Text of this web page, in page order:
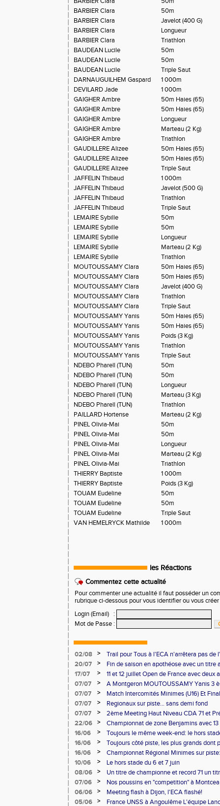
BARBIER Clara
50m
BARBIER Clara
Javelot (400 G)
BARBIER Clara
Longueur
BARBIER Clara
Triathlon
BAUDEAN Lucile
50m
BAUDEAN Lucile
50m
BAUDEAN Lucile
Triple Saut
DARNAUGUILHEM Gaspard
1 000m
DEVILARD Jade
1 000m
GAIGHER Ambre
50m Haies (65)
GAIGHER Ambre
50m Haies (65)
GAIGHER Ambre
Longueur
GAIGHER Ambre
Marteau (2 Kg)
GAIGHER Ambre
Triathlon
GAUDILLERE Alizee
50m Haies (65)
GAUDILLERE Alizee
50m Haies (65)
GAUDILLERE Alizee
Triple Saut
JAFFELIN Thibaud
1 000m
JAFFELIN Thibaud
Javelot (500 G)
JAFFELIN Thibaud
Triathlon
JAFFELIN Thibaud
Triple Saut
LEMAIRE Sybille
50m
LEMAIRE Sybille
50m
LEMAIRE Sybille
Longueur
LEMAIRE Sybille
Marteau (2 Kg)
LEMAIRE Sybille
Triathlon
MOUTOUSSAMY Clara
50m Haies (65)
MOUTOUSSAMY Clara
50m Haies (65)
MOUTOUSSAMY Clara
Javelot (400 G)
MOUTOUSSAMY Clara
Triathlon
MOUTOUSSAMY Clara
Triple Saut
MOUTOUSSAMY Yanis
50m Haies (65)
MOUTOUSSAMY Yanis
50m Haies (65)
MOUTOUSSAMY Yanis
Poids (3 Kg)
MOUTOUSSAMY Yanis
Triathlon
MOUTOUSSAMY Yanis
Triple Saut
NDEBO Pharell (TUN)
50m
NDEBO Pharell (TUN)
50m
NDEBO Pharell (TUN)
Longueur
NDEBO Pharell (TUN)
Marteau (3 Kg)
NDEBO Pharell (TUN)
Triathlon
PAILLARD Hortense
Marteau (2 Kg)
PINEL Olivia-Mai
50m
PINEL Olivia-Mai
50m
PINEL Olivia-Mai
Longueur
PINEL Olivia-Mai
Marteau (2 Kg)
PINEL Olivia-Mai
Triathlon
THIERRY Baptiste
1 000m
THIERRY Baptiste
Poids (3 Kg)
TOUAM Eudeline
50m
TOUAM Eudeline
50m
TOUAM Eudeline
Triple Saut
VAN HEMELRYCK Mathilde
1 000m
les Réactions
Commentez cette actualité
Pour commenter une actualité il faut posséder un
rubrique ci-dessous pour vous identifier ou vous
Login (Email)
:
Mot de Passe :
02/08 >
Trail pour Tous à l'ECA n'arrêtera pas de
20/07
>
Fin de saison en apothéose avec un titre
saison
17/07 >
11 et 12 juillet Open de France avec deux
07/07
>
A Montgeron MOUTOUSSAMY Yanis 3
française à Decines: Demi-fond
07/07 >
Match Intercomités Minimes (U16) Et
Benjamin(e)s (U14) à Besançon de haut
07/07 >
Regionaux sur piste... sans demi fond
07/07
>
2ème Meeting Haut Niveau CDA 71 et
Chalon
22/06 >
Championnat de zone Benjamins avec
Pontoise et Macon
16/06 >
Toujours le même week-end: le hors
16/06
>
Toujours côté piste, les plus grands dont
Master et 20 ème perf française au triple
16/06 >
Championnat Régional Minimes sur
personnels
10/06 >
Le hors stade du 6 et 7 juin
08/06
>
Un titre de championne et record 71 un
l'ECAlité aux Regionaux d'Epreuves
07/06 >
Nos poussins en "competition" à
06/06
>
Meeting flash à Dijon, l'ECA flashé!
05/06
> France UNSS à Angoulême L'équipe